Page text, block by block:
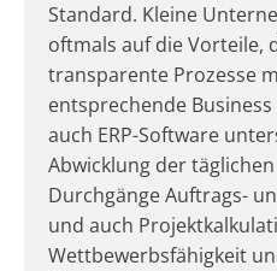
Standard. Kleine
oftmals auf die Vorteile,
transparente Prozesse
entsprechende
auch ERP-Software
Abwicklung der
Durchgänge Auftrags-
und auch
Wettbewerbsfähigkeit